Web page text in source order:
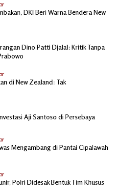
DKI Beri Warna Bendera New
Dino Patti Djalal: Kritik Tanpa
di New Zealand: Tak
Aji Santoso di Persebaya
Mengambang di Pantai Cipalawah
Polri Didesak Bentuk Tim Khusus